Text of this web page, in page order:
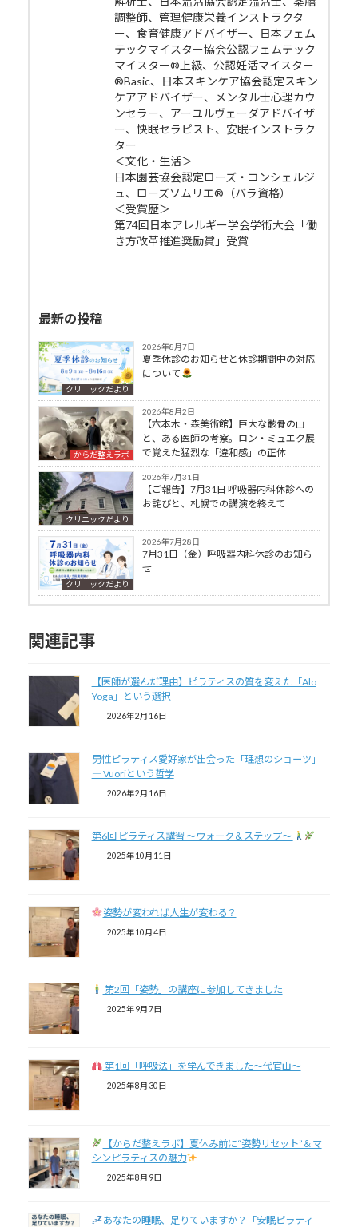
調整師、管理健康栄養インストラクタ
ー、食育健康アドバイザー、日本フェム
テックマイスター協会公認フェムテック
マイスター®上級、公認妊活マイスター
®Basic、日本スキンケア協会認定スキン
ケアアドバイザー、メンタル士心理カウ
ンセラー、アーユルヴェーダアドバイザ
ー、快眠セラピスト、安眠インストラク
ター
＜文化・生活＞
日本園芸協会認定ローズ・コンシェルジ
ュ、ローズソムリエ®（バラ資格）
＜受賞歴＞
第74回日本アレルギー学会学術大会「働
き方改革推進奨励賞」受賞
最新の投稿
クリニックだより
2026年8月7日
夏季休診のお知らせと休診期間中の対応
について
からだ整えラボ
2026年8月2日
【六本木・森美術館】巨大な骸骨の山
と、ある医師の考察。ロン・ミュエク展
で覚えた猛烈な「違和感」の正体
クリニックだより
2026年7月31日
【ご報告】7月31日 呼吸器内科休診への
お詫びと、札幌での講演を終えて
クリニックだより
2026年7月28日
7月31日（金）呼吸器内科休診のお知ら
せ
関連記事
【医師が選んだ理由】ピラティスの質を変えた「Alo
Yoga」という選択
2026年2月16日
男性ピラティス愛好家が出会った「理想のショーツ」
― Vuoriという哲学
2026年2月16日
第6回 ピラティス講習 〜ウォーク＆ステップ〜
2025年10月11日
姿勢が変われば人生が変わる？
2025年10月4日
第2回「姿勢」の講座に参加してきました
2025年9月7日
第1回「呼吸法」を学んできました〜代官山～
2025年8月30日
【からだ整えラボ】夏休み前に“姿勢リセット”＆マ
シンピラティスの魅力
2025年8月9日
あなたの睡眠、足りていますか？「安眠ピラティ